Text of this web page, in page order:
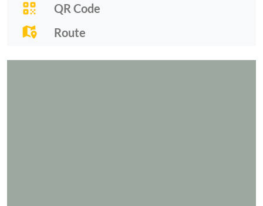
QR Code
Route